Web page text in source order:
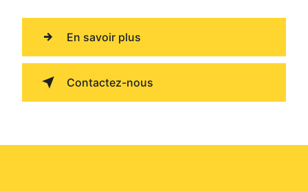
En savoir plus
Contactez-nous